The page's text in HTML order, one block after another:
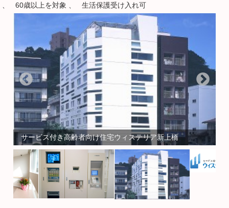
60歳以上を対象
生活保護受け入れ可
サービス付き高齢者向け住宅ウィステリア新上橋